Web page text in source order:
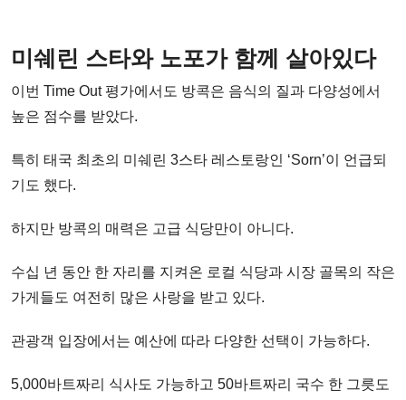
미쉐린 스타와 노포가 함께 살아있다
이번 Time Out 평가에서도 방콕은 음식의 질과 다양성에서
높은 점수를 받았다.
특히 태국 최초의 미쉐린 3스타 레스토랑인 ‘Sorn’이 언급되
기도 했다.
하지만 방콕의 매력은 고급 식당만이 아니다.
수십 년 동안 한 자리를 지켜온 로컬 식당과 시장 골목의 작은
가게들도 여전히 많은 사랑을 받고 있다.
관광객 입장에서는 예산에 따라 다양한 선택이 가능하다.
5,000바트짜리 식사도 가능하고 50바트짜리 국수 한 그릇도